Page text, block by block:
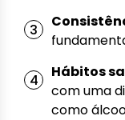
Hábitos
com uma
como